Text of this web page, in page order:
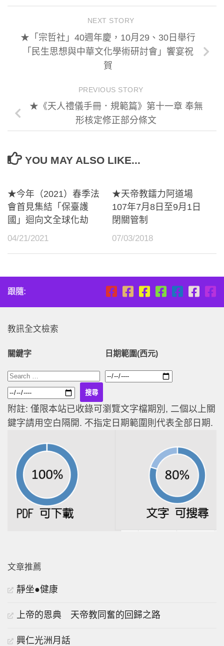
NEXT STORY
★「宗哲社」40週年慶，10月29、30日舉行
「民生思想與中華文化學術研討會」饗宴祝
賀
PREVIOUS STORY
★《天人禮儀手冊．規範篇》第十一章 奉無
形核定修正部分條文
YOU MAY ALSO LIKE...
★今年（2021）春季法
會首見集結「保臺護
國」迴向文全球化劫
04/21/2021
★天帝教鐳力阿道場
107年7月8日至9月1日
閉關管制
07/03/2018
跟隨:
教訊全文檢索
關鍵字 日期範圍(西元)
附註: 僅限本站已收錄可瀏覽文字檔期別, 二個以上關
鍵字請用空白隔開. 不指定日期範圍則代表全部日期.
文章推薦
靜坐●健康
上帝的恩典 天帝教同奮的回歸之路
興仁光洲月話